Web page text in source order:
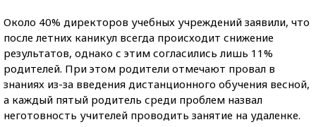
Около 40% директоров учебных учреждений заявили, что
после летних каникул всегда происходит снижение
результатов, однако с этим согласились лишь 11%
родителей. При этом родители отмечают провал в
знаниях из-за введения дистанционного обучения весной,
а каждый пятый родитель среди проблем назвал
неготовность учителей проводить занятие на удаленке.